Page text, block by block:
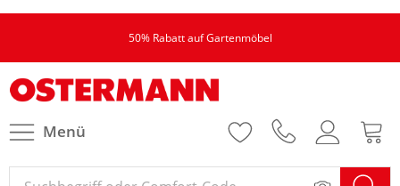
50% Rabatt auf Gartenmöbel
Menü